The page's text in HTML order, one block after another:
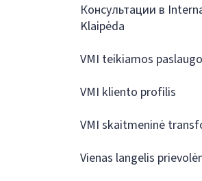
Консультации в
Klaipėda
VMI teikiamos
VMI kliento profilis
VMI skaitmeninė
Vienas langelis